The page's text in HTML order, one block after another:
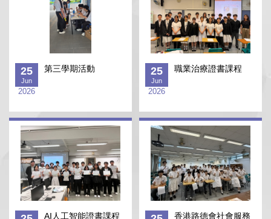
25
Jun
2026
第三學期活動 25
Jun
2026
職業治療證書課程
AI人工智能證書課程
香港路德會社會服務